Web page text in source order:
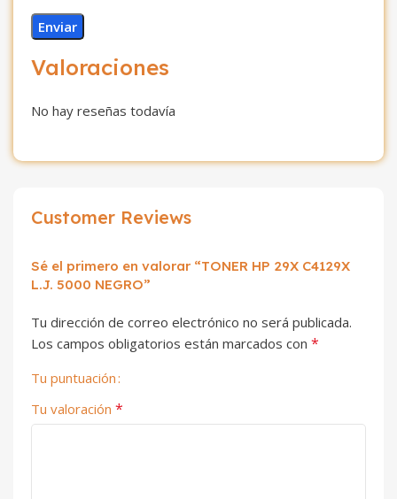
Valoraciones
No hay reseñas todavía
Customer Reviews
Sé el primero en valorar “TONER HP 29X C4129X
L.J. 5000 NEGRO”
Tu dirección de correo electrónico no será publicada.
Los campos obligatorios están marcados con *
Tu puntuación
Tu valoración *